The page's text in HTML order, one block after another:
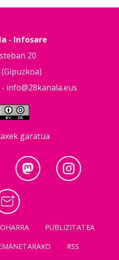
- Infosare
20
info@28kanala.eus
garatua
PUBLIZITATEA
RSS